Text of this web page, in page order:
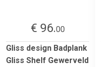
€ 96.00
Gliss design Badplank
Gliss Shelf Gewerveld